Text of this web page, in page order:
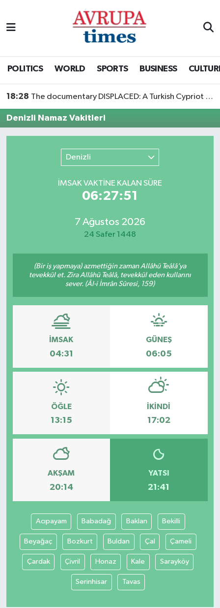
POLITICS WORLD SPORTS BUSINESS
18:28 The documentary DISPLACED: A Turkish Cypriot Story is now available to watch
Denizli Namaz Vakitleri
Denizli
İMSAK VAKTİNE KALAN SÜRE
06:27:51
7 Ağustos 2026
24 Safer 1448
(Bir iş yapmaya) azmettiğin zaman Allâhü Teâlâ’ya
tevekkül et. Zira Allâhü Teâlâ, tevekkül eden kullarını
sever. (Âl-i İmrân Sûresi, 159)
İMSAK
04:31
GÜNEŞ
06:05
ÖĞLE
13:15
İKINDI
17:02
AKŞAM
20:14
YATSI
21:41
Acıpayam Babadağ Baklan Bekilli
Beyağaç Bozkurt Buldan Çal Çameli
Çardak Çivril Honaz Kale Sarayköy
Serinhisar Tavas
Nöbetçi Eczaneler
Süper Lig Puan Durumu ve Fikstür
Son Dakika Haberleri